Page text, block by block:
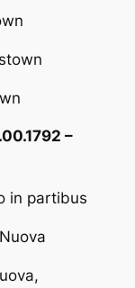
–
in partibus